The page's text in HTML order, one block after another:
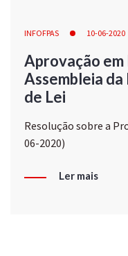
INFOFPAS 10-06-2020
Aprovação em
Assembleia
de Lei
Resolução sobre a
06-2020)
Ler mais